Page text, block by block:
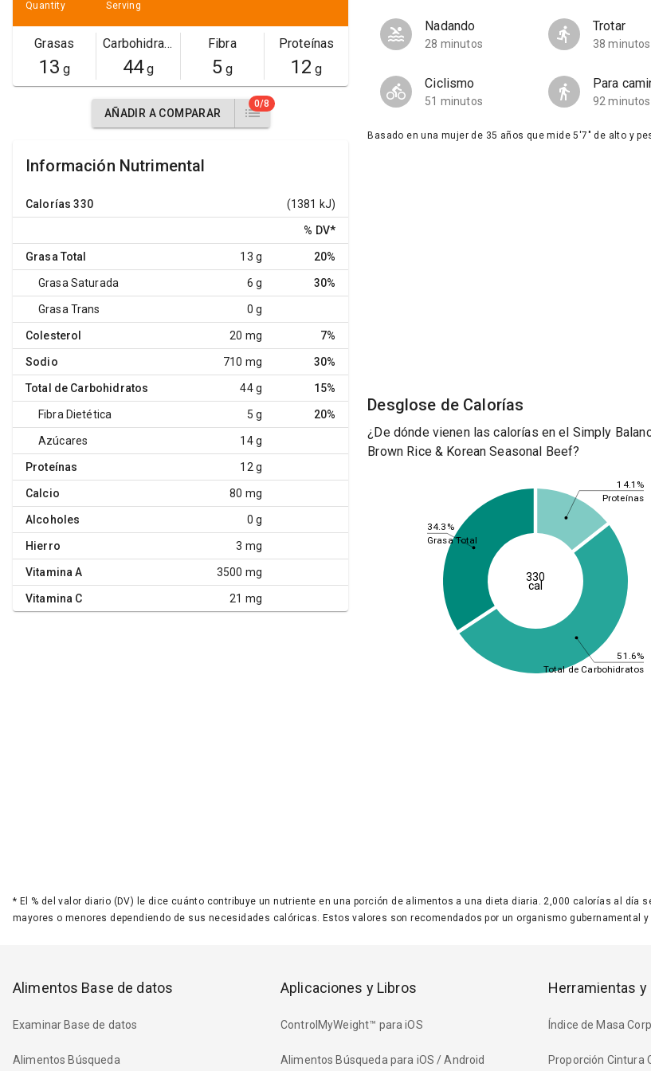
Quantity Serving
Grasas
13 g
Carbohidratos
44g
Fibra
5g
Proteínas
12 g
AÑADIR A COMPARAR
0/8
Información Nutrimental
Calorías 330 (1381 kJ)
% DV*
Grasa Total 13 g 20%
Grasa Saturada 6 g 30%
Grasa Trans 0 g
Colesterol 20 mg 7%
Sodio 710 mg 30%
Total de Carbohidratos 44 g 15%
Fibra Dietética 5 g 20%
Azúcares 14 g
Proteínas 12 g
Calcio 80 mg
Alcoholes 0 g
Hierro 3 mg
Vitamina A 3500 mg
Vitamina C 21 mg
Nadando
28 minutos
Trotar
38 minutos
Ciclismo
51 minutos
Para
92 minutos
Basado en una mujer de 35 años que mide 5'7" de alto y
Desglose de Calorías
¿De dónde vienen las calorías en el Simply
Brown Rice & Korean Seasonal Beef?
14.1%
51.6%
34.3%
Proteínas
Total de Carbohidratos
Grasa Total
330
cal
* El % del valor diario (DV) le dice cuánto contribuye un nutriente en una porción de alimentos a una dieta diaria. 2,000 calorías al
mayores o menores dependiendo de sus necesidades calóricas. Estos valores son recomendados por un organismo gubernamental
Alimentos Base de datos
Examinar Base de datos
Alimentos Búsqueda
Aplicaciones y Libros
ControlMyWeight™ para iOS
Alimentos Búsqueda para iOS / Android
Herramientas y
Índice de Masa
Proporción Cintura